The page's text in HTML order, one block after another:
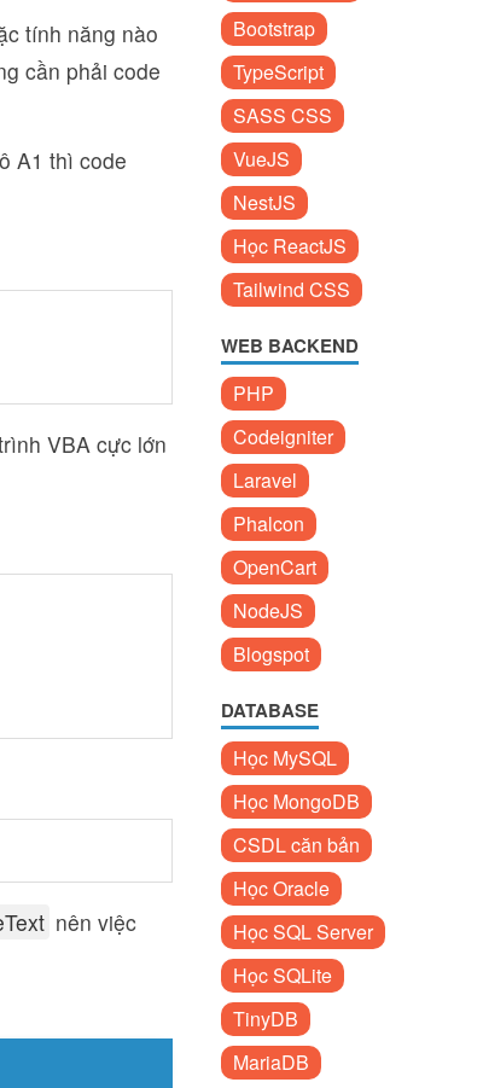
tính năng nào
cần phải code
A1 thì code
VBA cực lớn
nên việc
Bootstrap
TypeScript
SASS CSS
VueJS
NestJS
Học ReactJS
Tailwind CSS
WEB BACKEND
PHP
Codeigniter
Laravel
Phalcon
OpenCart
NodeJS
Blogspot
DATABASE
Học MySQL
Học MongoDB
CSDL căn bản
Học Oracle
Học SQL Server
Học SQLite
TinyDB
MariaDB